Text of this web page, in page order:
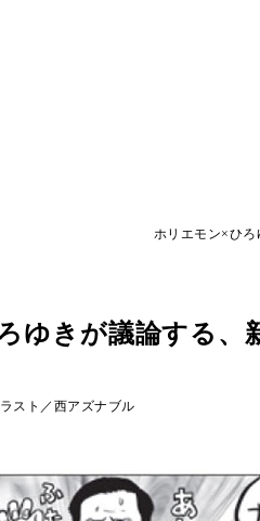
ホリエモン×ひ
ゆきが議論する、
ト／西アズナブル